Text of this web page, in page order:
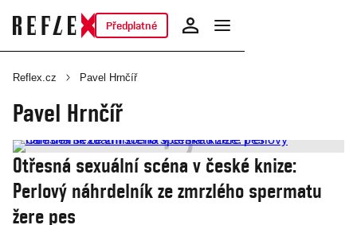
Předplatné
Reflex.cz Pavel Hrnčíř
Pavel Hrnčíř
Otřesná sexuální scéna v české knize:
Perlový náhrdelník ze zmrzlého spermatu
žere pes